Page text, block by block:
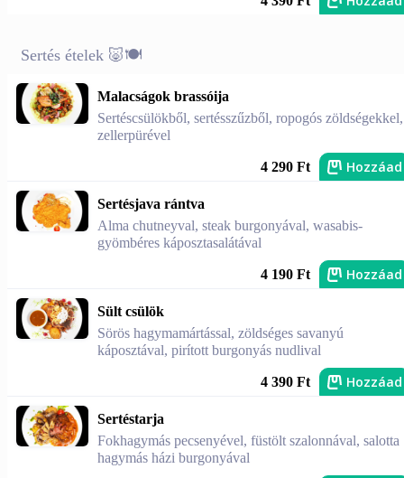
Sertés ételek 🐷🍽️
Malacságok brassóija
Sertéscsülökből, sertésszűzből, ropogós zöldségekkel,
zellerpürével
4 290 Ft Hozzáad
Sertésjava rántva
Alma chutneyval, steak burgonyával, wasabis-
gyömbéres káposztasalátával
4 190 Ft Hozzáad
Sült csülök
Sörös hagymamártással, zöldséges savanyú
káposztával, pirított burgonyás nudlival
4 390 Ft Hozzáad
Sertéstarja
Fokhagymás pecsenyével, füstölt szalonnával, salotta
hagymás házi burgonyával